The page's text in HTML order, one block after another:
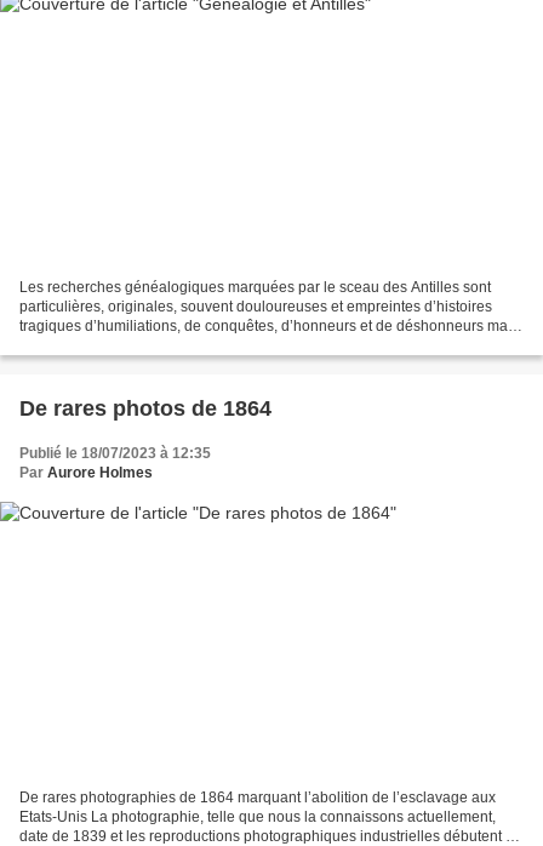
Les recherches généalogiques marquées par le sceau des Antilles sont
particulières, originales, souvent douloureuses et empreintes d’histoires
tragiques d’humiliations, de conquêtes, d’honneurs et de déshonneurs mais
De rares photos de 1864
Publié le 18/07/2023 à 12:35
Par Aurore Holmes
De rares photographies de 1864 marquant l’abolition de l’esclavage aux
Etats-Unis La photographie, telle que nous la connaissons actuellement,
date de 1839 et les reproductions photographiques industrielles débutent en